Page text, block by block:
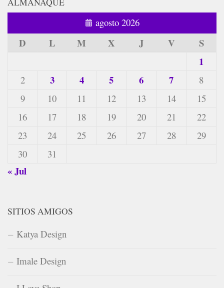
agosto 2026
D L M X J V
S
1
2 3 4 5 6 7
8
9
10 11 12 13 14
15
16
17 18 19 20 21
22
23
24 25 26 27 28
29
30
31
« Jul
SITIOS AMIGOS
Katya Design
Imale Design